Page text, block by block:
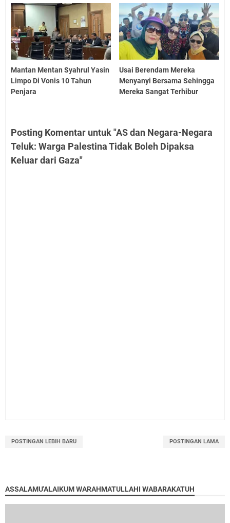
Mantan Mentan Syahrul Yasin
Limpo Di Vonis 10 Tahun
Penjara
Usai Berendam Mereka
Menyanyi Bersama Sehingga
Mereka Sangat Terhibur
Posting Komentar untuk "AS dan Negara-Negara
Teluk: Warga Palestina Tidak Boleh Dipaksa
Keluar dari Gaza"
POSTINGAN LEBIH BARU POSTINGAN LAMA
ASSALAMU'ALAIKUM WARAHMATULLAHI WABARAKATUH